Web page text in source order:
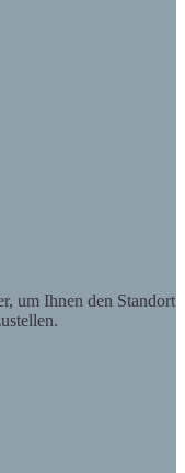
um Ihnen den Standort